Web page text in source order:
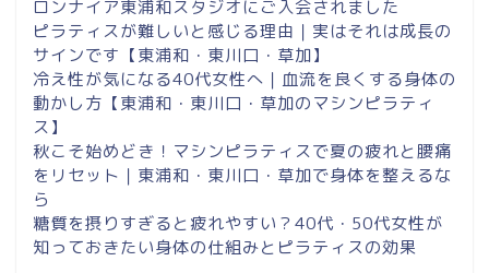
ロンナイア東浦和スタジオにご入会されました
ピラティスが難しいと感じる理由｜実はそれは成長の
サインです【東浦和・東川口・草加】
冷え性が気になる40代女性へ｜血流を良くする身体の
動かし方【東浦和・東川口・草加のマシンピラティ
ス】
秋こそ始めどき！マシンピラティスで夏の疲れと腰痛
をリセット｜東浦和・東川口・草加で身体を整えるな
ら
糖質を摂りすぎると疲れやすい？40代・50代女性が
知っておきたい身体の仕組みとピラティスの効果
東浦和スタジオ予約
東浦和｜大人女性のための
NAIA